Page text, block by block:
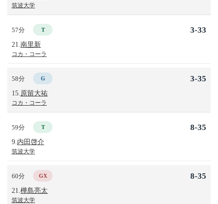
筑波大学
57分 T
21. 南里新
コカ・コーラ
3-33
58分 G
15. 原留大祐
コカ・コーラ
3-35
59分 T
9. 内田啓介
筑波大学
8-35
60分 GX
21. 樺島亮太
筑波大学
8-35